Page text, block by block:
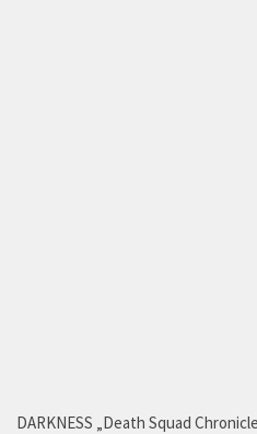
DARKNESS „Death Squad